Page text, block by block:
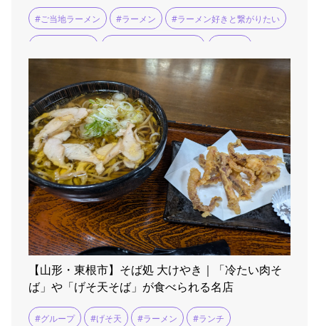
#ご当地ラーメン #ラーメン #ラーメン好きと繋がりたい
【山形・東根市】そば処 大けやき｜「冷たい肉そ
ば」や「げそ天そば」が食べられる名店
#グループ #げそ天 #ラーメン #ランチ